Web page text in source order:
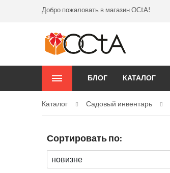
Добро пожаловать в магазин OCtA!
БЛОГ КАТАЛОГ
Каталог Садовый инвентарь
Сортировать по:
новизне